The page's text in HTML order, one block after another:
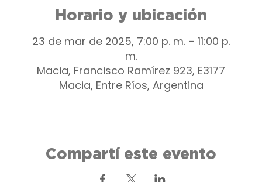
Horario y ubicación
23 de mar de 2025, 7:00 p. m. – 11:00 p.
m.
Macia, Francisco Ramírez 923, E3177
Macia, Entre Ríos, Argentina
Compartí este evento